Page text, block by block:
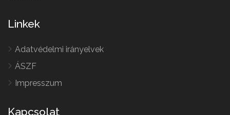
Linkek
Adatvédelmi irányelvek
ÁSZF
Impresszum
Kapcsolat